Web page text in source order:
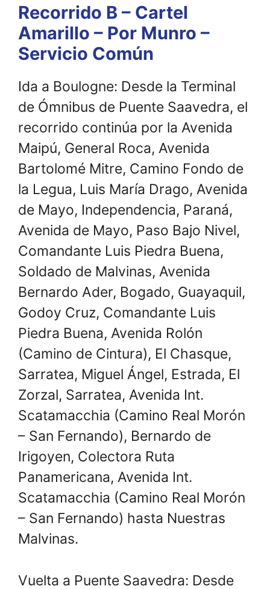
Recorrido B – Cartel
Amarillo – Por Munro –
Servicio Común
Ida a Boulogne: Desde la Terminal
de Ómnibus de Puente Saavedra, el
recorrido continúa por la Avenida
Maipú, General Roca, Avenida
Bartolomé Mitre, Camino Fondo de
la Legua, Luis María Drago, Avenida
de Mayo, Independencia, Paraná,
Avenida de Mayo, Paso Bajo Nivel,
Comandante Luis Piedra Buena,
Soldado de Malvinas, Avenida
Bernardo Ader, Bogado, Guayaquil,
Godoy Cruz, Comandante Luis
Piedra Buena, Avenida Rolón
(Camino de Cintura), El Chasque,
Sarratea, Miguel Ángel, Estrada, El
Zorzal, Sarratea, Avenida Int.
Scatamacchia (Camino Real Morón
– San Fernando), Bernardo de
Irigoyen, Colectora Ruta
Panamericana, Avenida Int.
Scatamacchia (Camino Real Morón
– San Fernando) hasta Nuestras
Malvinas.
Vuelta a Puente Saavedra: Desde